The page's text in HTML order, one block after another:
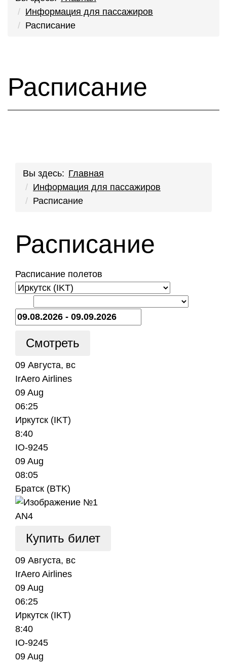
Информация для пассажиров
Расписание
Расписание
Вы здесь: Главная
Информация для пассажиров
Расписание
Расписание
Расписание полетов
09 Августа, вс
IrAero Airlines
09 Aug
06:25
Иркутск (IKT)
8:40
IO-9245
09 Aug
08:05
Братск (BTK)
AN4
Купить билет
09 Августа, вс
IrAero Airlines
09 Aug
06:25
Иркутск (IKT)
8:40
IO-9245
09 Aug